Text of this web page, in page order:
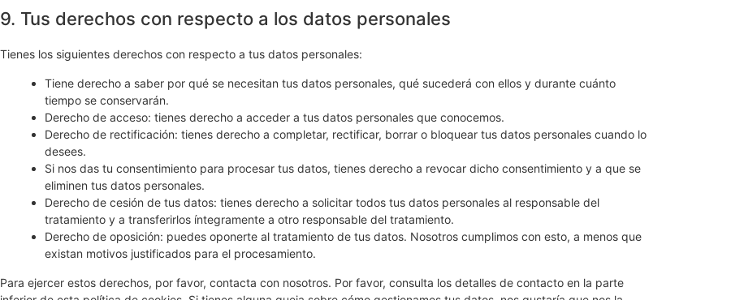
9. Tus derechos con respecto a los datos personales
Tienes los siguientes derechos con respecto a tus datos personales:
Tiene derecho a saber por qué se necesitan tus datos personales, qué sucederá con ellos y durante cuánto
tiempo se conservarán.
Derecho de acceso: tienes derecho a acceder a tus datos personales que conocemos.
Derecho de rectificación: tienes derecho a completar, rectificar, borrar o bloquear tus datos personales cuando lo
desees.
Si nos das tu consentimiento para procesar tus datos, tienes derecho a revocar dicho consentimiento y a que se
eliminen tus datos personales.
Derecho de cesión de tus datos: tienes derecho a solicitar todos tus datos personales al responsable del
tratamiento y a transferirlos íntegramente a otro responsable del tratamiento.
Derecho de oposición: puedes oponerte al tratamiento de tus datos. Nosotros cumplimos con esto, a menos que
existan motivos justificados para el procesamiento.
Para ejercer estos derechos, por favor, contacta con nosotros. Por favor, consulta los detalles de contacto en la parte